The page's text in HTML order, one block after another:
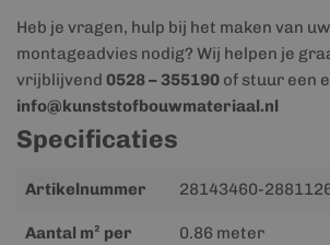
Heb je vragen, hulp bij het maken van
montageadvies nodig? Wij helpen je
vrijblijvend 0528 – 355190 of stuur een
info@kunststofbouwmateriaal.nl
Specificaties
Meer
Artikelnummer 28143460-
Aantal m² per
0.86 meter